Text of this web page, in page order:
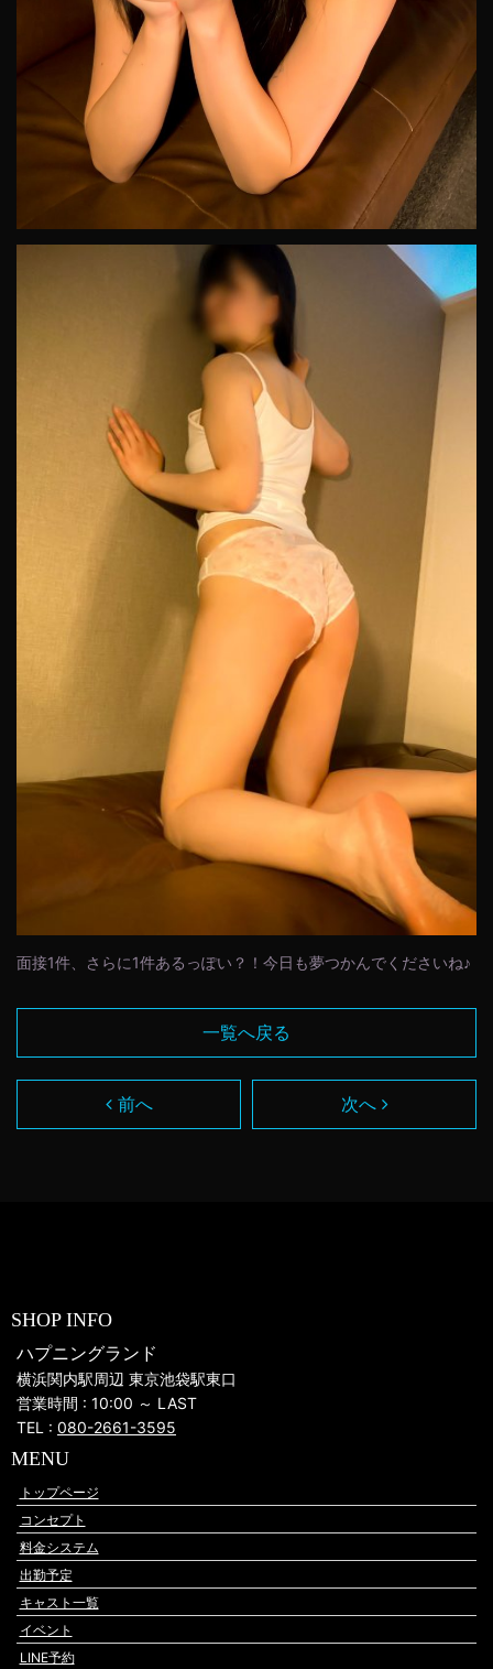
面接1件、さらに1件あるっぽい？！今日も夢つかんでくださいね♪
前へ
一覧へ戻る
次へ
SHOP INFO
ハプニングランド
横浜関内駅周辺 東京池袋駅東口
営業時間 : 10:00 ～ LAST
TEL : 080-2661-3595
MENU
トップページ
コンセプト
料金システム
出勤予定
キャスト一覧
イベント
LINE予約